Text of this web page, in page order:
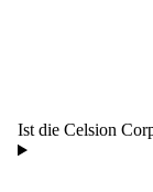
Ist die Celsion